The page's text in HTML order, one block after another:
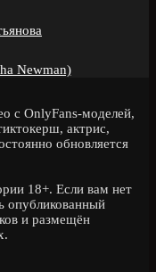
Newman)
с OnlyFans-моделей,
актрис,
обновляется
18+. Если вам нет
опубликованный
и размещён